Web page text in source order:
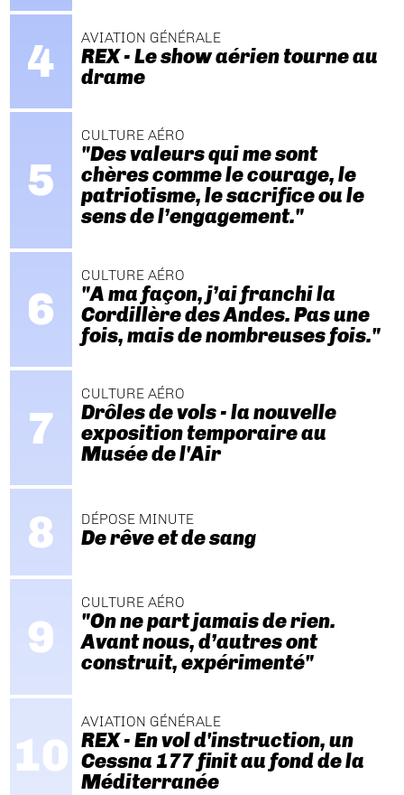
AVIATION GÉNÉRALE
REX - Le show aérien tourne au
drame
CULTURE AÉRO
"Des valeurs qui me sont
chères comme le courage, le
patriotisme, le sacrifice ou le
sens de l’engagement."
CULTURE AÉRO
"A ma façon, j’ai franchi la
Cordillère des Andes. Pas une
fois, mais de nombreuses fois."
CULTURE AÉRO
Drôles de vols - la nouvelle
exposition temporaire au
Musée de l'Air
DÉPOSE MINUTE
De rêve et de sang
CULTURE AÉRO
"On ne part jamais de rien.
Avant nous, d’autres ont
construit, expérimenté"
AVIATION GÉNÉRALE
REX - En vol d'instruction, un
Cessna 177 finit au fond de la
Méditerranée